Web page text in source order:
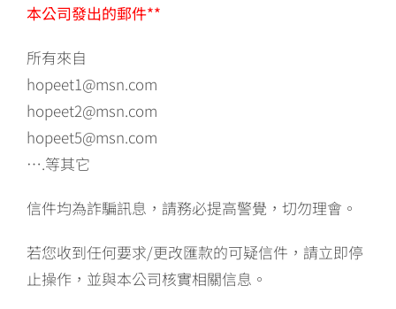
本公司發出的郵件**
所有來自
hopeet1@msn.com
hopeet2@msn.com
hopeet5@msn.com
….等其它
信件均為詐騙訊息，請務必提高警覺，切勿理會。
若您收到任何要求/更改匯款的可疑信件，請立即停
止操作，並與本公司核實相關信息。